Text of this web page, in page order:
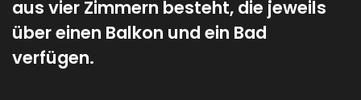
aus vier Zimmern besteht, die jeweils
über einen Balkon und ein Bad
verfügen.